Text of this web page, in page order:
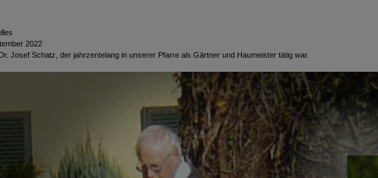
2022
Josef Schatz, der jahrzentelang in unserer Pfarre als Gärtner und Haumeister tätig war.